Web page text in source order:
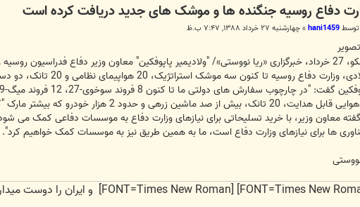
دفاع روسیه جنگنده ها و موشک های جدید دریافت کرده است
توسطhani1459
»چهارشنبه ۲۷ خرداد ۱۳۸۸, ۷:۴۷ ب.ظ
دفاع روسیه تا کنون سه موشک استراتژیک، 20 هواپیمای نظامی و 20 تانک، دو دستگاه فضایی و سایر تجهیزات را از موسسات دفاعی دریافت کرده است.
تانک، بیش از صد ماشین زرهی و حدود 2 هزار خودرو که بیشتر مارک "کاماز" و "اورال" هستند، دریافت کرده ایم".
معاون وزیر، با خرید تسلیحاتی برای نیازهای وزارت دفاع به موسسات دفاعی کمک
ها برای نیازهای وزارت دفاع است، ما به همین طریق نیز به موسسات کمک خواهیم کرد".